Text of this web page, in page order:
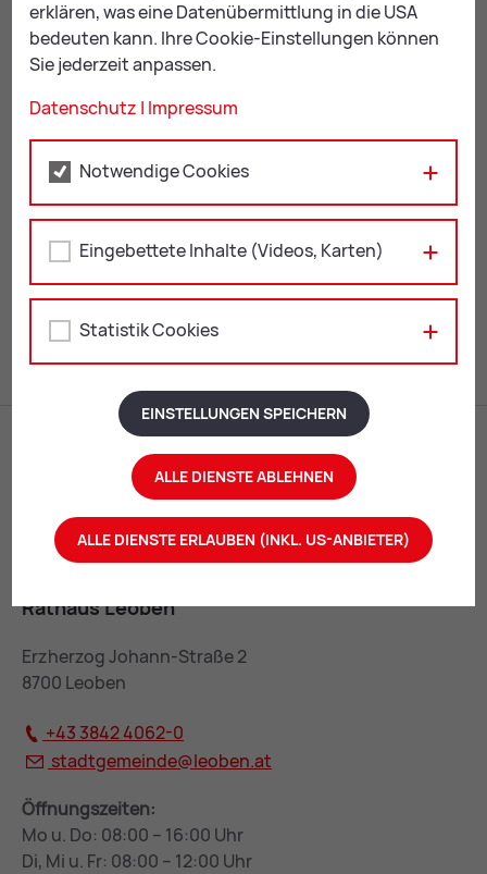
Gloria Gotthardt
+43 3842 4062-433
Rathaus Leoben
Erzherzog Johann-Straße 2
8700 Leoben
+43 3842 4062-0
stadtgemeinde@leoben.at
Öffnungszeiten:
Mo u. Do: 08:00 – 16:00 Uhr
Di, Mi u. Fr: 08:00 – 12:00 Uhr
erklären, was eine Datenübermittlung in die USA
bedeuten kann. Ihre Cookie-Einstellungen können
Sie jederzeit anpassen.
Datenschutz | Impressum
Notwendige Cookies
Eingebettete Inhalte (Videos, Karten)
Statistik Cookies
EINSTELLUNGEN SPEICHERN
ALLE DIENSTE ABLEHNEN
ALLE DIENSTE ERLAUBEN (INKL. US-ANBIETER)